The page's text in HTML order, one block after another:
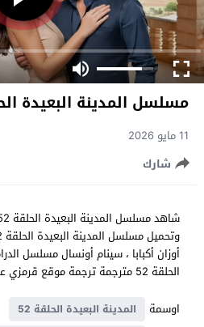
مسلسل المدينة البعيدة الحلقة 52
11 مايو 2026
شارك
أوزان أكبابا ، سينام أونسال مسلسل
الحلقة 52 مترجمة ترجمة موقع قرمزي على موقع قصة عشق.
اوسمة
المدينة البعيدة الحلقة 52